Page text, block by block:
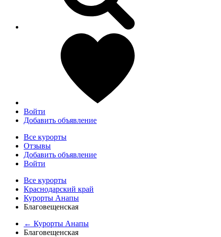
Войти
Добавить объявление
Все курорты
Отзывы
Добавить объявление
Войти
Все курорты
Краснодарский край
Курорты Анапы
Благовещенская
← Курорты Анапы
Благовещенская